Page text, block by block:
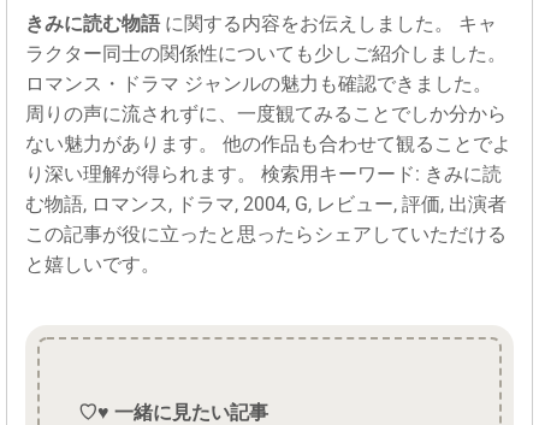
きみに読む物語に関する内容をお伝えしました。 キャ
ラクター同士の関係性についても少しご紹介しました。
ロマンス・ドラマ ジャンルの魅力も確認できました。
周りの声に流されずに、一度観てみることでしか分から
ない魅力があります。 他の作品も合わせて観ることでよ
り深い理解が得られます。 検索用キーワード: きみに読
む物語, ロマンス, ドラマ, 2004, G, レビュー, 評価, 出演者
この記事が役に立ったと思ったらシェアしていただける
と嬉しいです。
♡♥ 一緒に見たい記事